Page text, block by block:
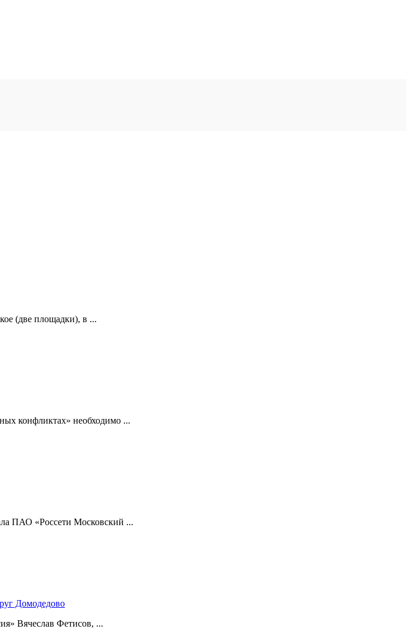
(две площадки), в ...
конфликтах» необходимо ...
ПАО «Россети Московский ...
Домодедово
Вячеслав Фетисов, ...